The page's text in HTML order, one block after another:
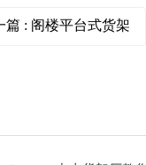
篇 : 阁楼平台式货架